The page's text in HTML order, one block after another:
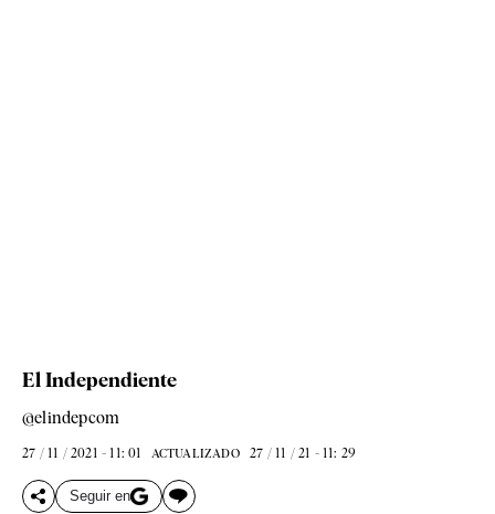
El Independiente
@elindepcom
27 / 11 / 2021 - 11: 01 ACTUALIZADO 27 / 11 / 21 - 11: 29
Seguir en